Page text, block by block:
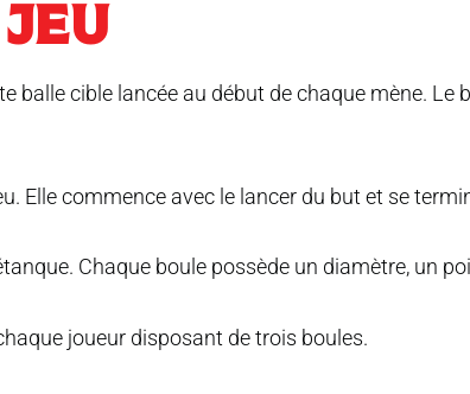
balle cible lancée au début de chaque mène.
Elle commence avec le lancer du but et se
Chaque boule possède un diamètre, un
joueur disposant de trois boules.